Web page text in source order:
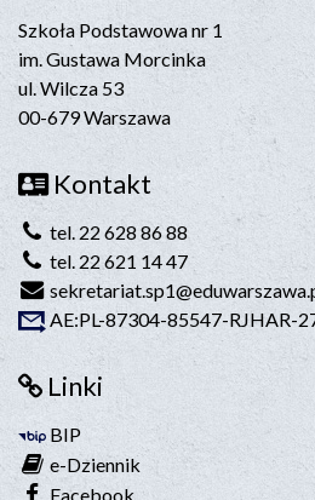
Szkoła Podstawowa nr 1
im. Gustawa Morcinka
ul. Wilcza 53
00-679 Warszawa
Kontakt
tel. 22 628 86 88
tel. 22 621 14 47
AE:PL-87304-85547-RJHAR-
Linki
BIP
e-Dziennik
Facebook